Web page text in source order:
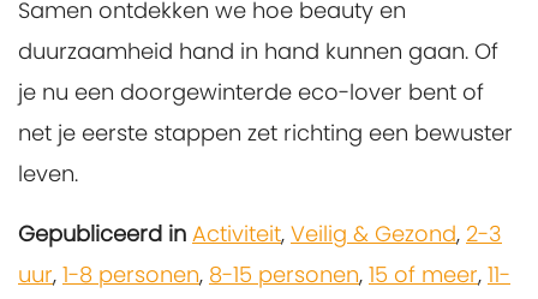
Samen ontdekken we hoe beauty en
duurzaamheid hand in hand kunnen gaan. Of
je nu een doorgewinterde eco-lover bent of
net je eerste stappen zet richting een bewuster
leven.
Gepubliceerd in Activiteit, Veilig & Gezond, 2-3
uur, 1-8 personen, 8-15 personen, 15 of meer, 11-